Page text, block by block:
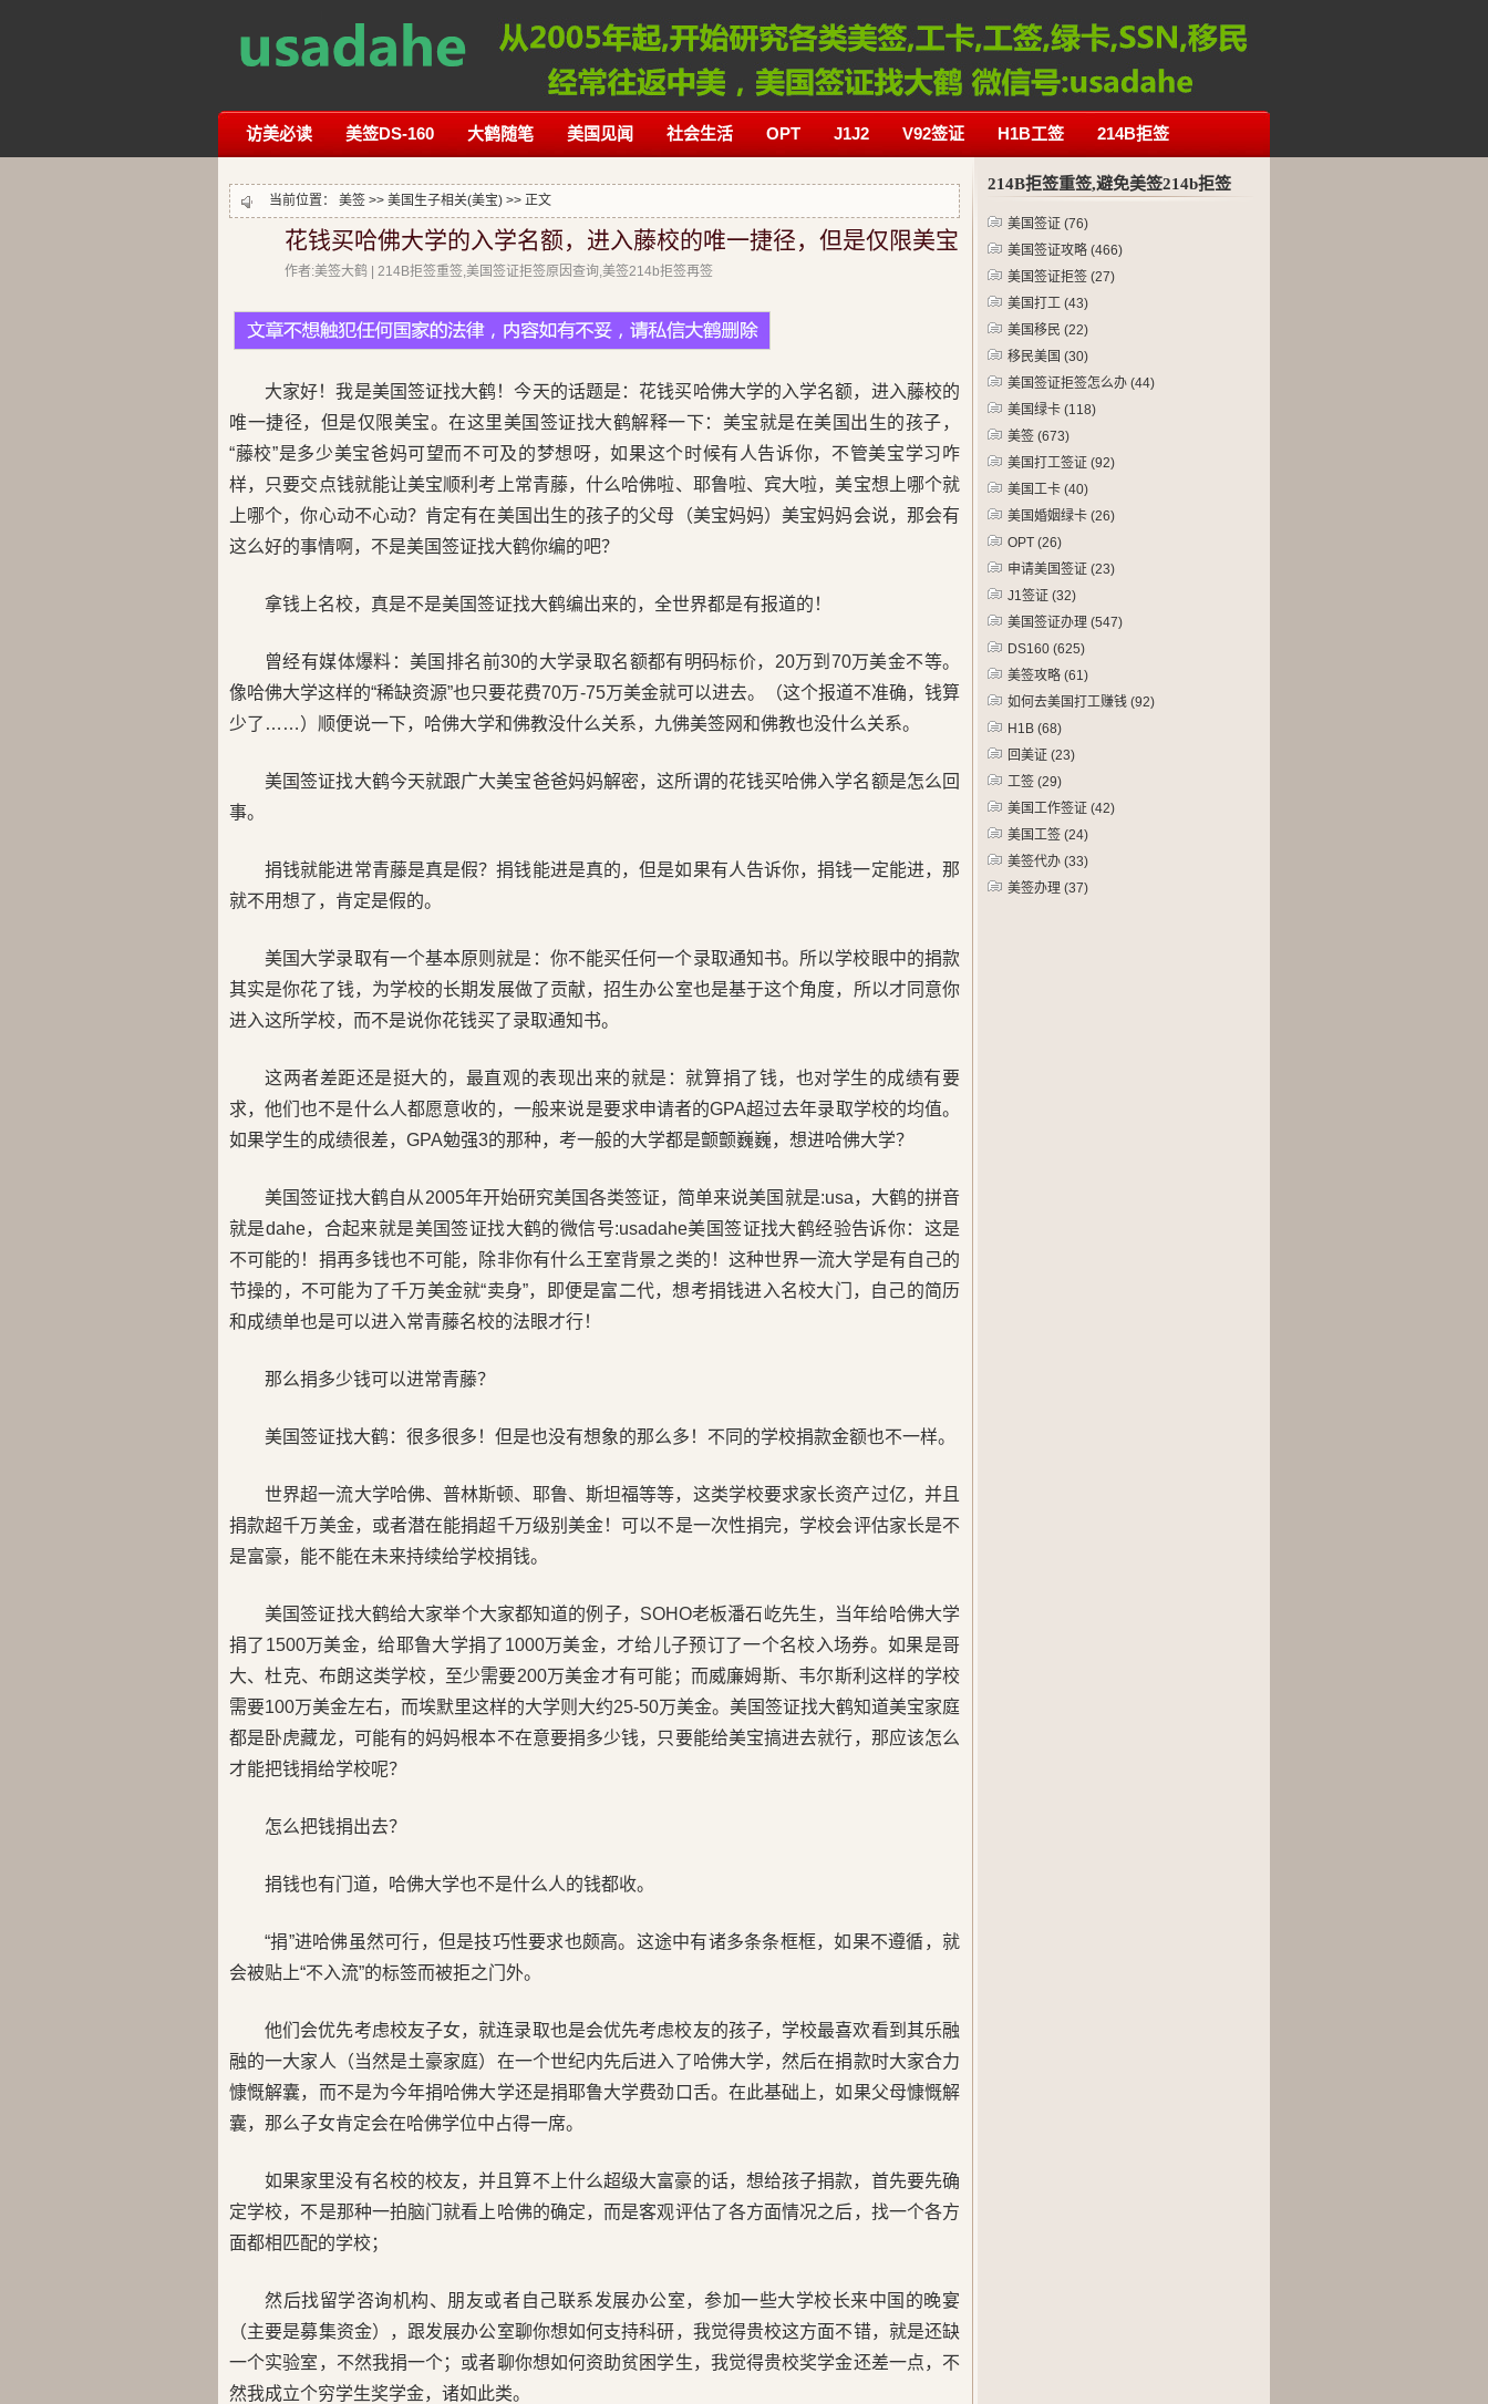
访美必读 美签DS-160 大鹤随笔 美国见闻 社会生活 OPT J1J2 V92签证 H1B工签 214B拒签
当前位置： 美签 >> 美国生子相关(美宝) >> 正文
花钱买哈佛大学的入学名额，进入藤校的唯一捷径，但是仅限美宝
作者:美签大鹤 | 214B拒签重签,美国签证拒签原因查询,美签214b拒签再签
大家好！我是美国签证找大鹤！今天的话题是：花钱买哈佛大学的入学名额，进入藤校的
唯一捷径，但是仅限美宝。在这里美国签证找大鹤解释一下：美宝就是在美国出生的孩子，
“藤校”是多少美宝爸妈可望而不可及的梦想呀，如果这个时候有人告诉你，不管美宝学习咋
样，只要交点钱就能让美宝顺利考上常青藤，什么哈佛啦、耶鲁啦、宾大啦，美宝想上哪个就
上哪个，你心动不心动？肯定有在美国出生的孩子的父母（美宝妈妈）美宝妈妈会说，那会有
这么好的事情啊，不是美国签证找大鹤你编的吧？
拿钱上名校，真是不是美国签证找大鹤编出来的，全世界都是有报道的！
曾经有媒体爆料：美国排名前30的大学录取名额都有明码标价，20万到70万美金不等。
像哈佛大学这样的“稀缺资源”也只要花费70万-75万美金就可以进去。（这个报道不准确，钱算
少了……）顺便说一下，哈佛大学和佛教没什么关系，九佛美签网和佛教也没什么关系。
美国签证找大鹤今天就跟广大美宝爸爸妈妈解密，这所谓的花钱买哈佛入学名额是怎么回
事。
捐钱就能进常青藤是真是假？捐钱能进是真的，但是如果有人告诉你，捐钱一定能进，那
就不用想了，肯定是假的。
美国大学录取有一个基本原则就是：你不能买任何一个录取通知书。所以学校眼中的捐款
其实是你花了钱，为学校的长期发展做了贡献，招生办公室也是基于这个角度，所以才同意你
进入这所学校，而不是说你花钱买了录取通知书。
这两者差距还是挺大的，最直观的表现出来的就是：就算捐了钱，也对学生的成绩有要
求，他们也不是什么人都愿意收的，一般来说是要求申请者的GPA超过去年录取学校的均值。
如果学生的成绩很差，GPA勉强3的那种，考一般的大学都是颤颤巍巍，想进哈佛大学？
美国签证找大鹤自从2005年开始研究美国各类签证，简单来说美国就是:usa，大鹤的拼音
就是dahe，合起来就是美国签证找大鹤的微信号:usadahe美国签证找大鹤经验告诉你：这是
不可能的！捐再多钱也不可能，除非你有什么王室背景之类的！这种世界一流大学是有自己的
节操的，不可能为了千万美金就“卖身”，即便是富二代，想考捐钱进入名校大门，自己的简历
和成绩单也是可以进入常青藤名校的法眼才行！
那么捐多少钱可以进常青藤？
美国签证找大鹤：很多很多！但是也没有想象的那么多！不同的学校捐款金额也不一样。
世界超一流大学哈佛、普林斯顿、耶鲁、斯坦福等等，这类学校要求家长资产过亿，并且
捐款超千万美金，或者潜在能捐超千万级别美金！可以不是一次性捐完，学校会评估家长是不
是富豪，能不能在未来持续给学校捐钱。
美国签证找大鹤给大家举个大家都知道的例子，SOHO老板潘石屹先生，当年给哈佛大学
捐了1500万美金，给耶鲁大学捐了1000万美金，才给儿子预订了一个名校入场券。如果是哥
大、杜克、布朗这类学校，至少需要200万美金才有可能；而威廉姆斯、韦尔斯利这样的学校
需要100万美金左右，而埃默里这样的大学则大约25-50万美金。美国签证找大鹤知道美宝家庭
都是卧虎藏龙，可能有的妈妈根本不在意要捐多少钱，只要能给美宝搞进去就行，那应该怎么
才能把钱捐给学校呢？
怎么把钱捐出去？
捐钱也有门道，哈佛大学也不是什么人的钱都收。
“捐”进哈佛虽然可行，但是技巧性要求也颇高。这途中有诸多条条框框，如果不遵循，就
会被贴上“不入流”的标签而被拒之门外。
他们会优先考虑校友子女，就连录取也是会优先考虑校友的孩子，学校最喜欢看到其乐融
融的一大家人（当然是土豪家庭）在一个世纪内先后进入了哈佛大学，然后在捐款时大家合力
慷慨解囊，而不是为今年捐哈佛大学还是捐耶鲁大学费劲口舌。在此基础上，如果父母慷慨解
囊，那么子女肯定会在哈佛学位中占得一席。
如果家里没有名校的校友，并且算不上什么超级大富豪的话，想给孩子捐款，首先要先确
定学校，不是那种一拍脑门就看上哈佛的确定，而是客观评估了各方面情况之后，找一个各方
面都相匹配的学校；
然后找留学咨询机构、朋友或者自己联系发展办公室，参加一些大学校长来中国的晚宴
（主要是募集资金），跟发展办公室聊你想如何支持科研，我觉得贵校这方面不错，就是还缺
一个实验室，不然我捐一个；或者聊你想如何资助贫困学生，我觉得贵校奖学金还差一点，不
然我成立个穷学生奖学金，诸如此类。
214B拒签重签,避免美签214b拒签
美国签证 (76)
美国签证攻略 (466)
美国签证拒签 (27)
美国打工 (43)
美国移民 (22)
移民美国 (30)
美国签证拒签怎么办 (44)
美国绿卡 (118)
美签 (673)
美国打工签证 (92)
美国工卡 (40)
美国婚姻绿卡 (26)
OPT (26)
申请美国签证 (23)
J1签证 (32)
美国签证办理 (547)
DS160 (625)
美签攻略 (61)
如何去美国打工赚钱 (92)
H1B (68)
回美证 (23)
工签 (29)
美国工作签证 (42)
美国工签 (24)
美签代办 (33)
美签办理 (37)